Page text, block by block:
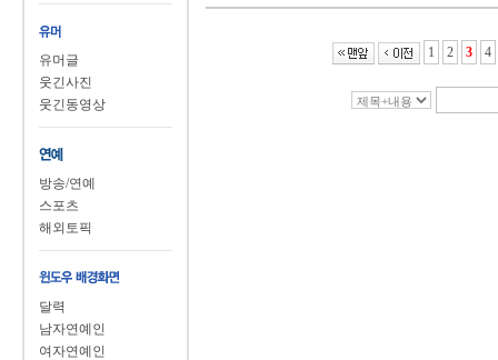
유머글
웃긴사진
웃긴동영상
방송/연예
스포츠
해외토픽
달력
남자연예인
여자연예인
1 2 3 4